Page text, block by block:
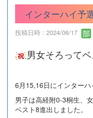
インターハイ
投稿日時 : 2024/06/17
男女そろって
6月15,16日にインターハ
男子は高経附0-3桐生、
ベスト8進出しました。